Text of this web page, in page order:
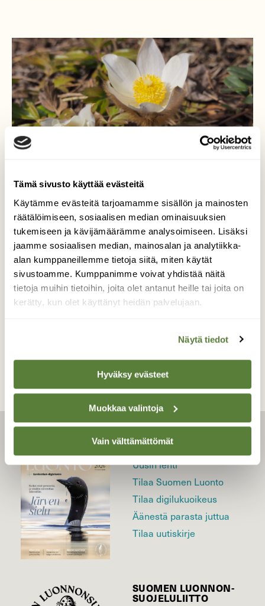
Tämä sivusto käyttää evästeitä
Käytämme evästeitä tarjoamamme sisällön ja mainosten
räätälöimiseen, sosiaalisen median ominaisuuksien
tukemiseen ja kävijämäärämme analysoimiseen. Lisäksi
jaamme sosiaalisen median, mainosalan ja analytiikka-
alan kumppaneillemme tietoja siitä, miten käytät
sivustoamme. Kumppanimme voivat yhdistää näitä
tietoja muihin tietoihin, joita olet antanut heille tai joita on
kerätty, kun olet käyttänyt heidän palvelujaan.
Näytä tiedot
Hyväksy evästeet
Muokkaa valintoja
Vain välttämättömät
Kukassa nyt...
Kangasvuokon kukkasia...
Valokuvaaja: Arja Valtonen, Tuulos 19.4.2019
LEHTI
Uusin lehti
Tilaa Suomen Luonto
Tilaa digilukuoikeus
Äänestä parasta juttua
Tilaa uutiskirje
SUOMEN LUONNON­
SUOJELU­LIITTO